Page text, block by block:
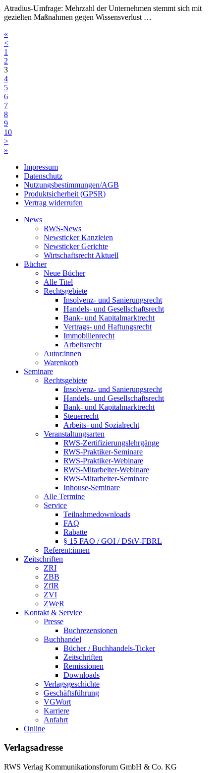
Atradius-Umfrage: Mehrzahl der Unternehmen stemmt sich mit
gezielten Maßnahmen gegen Wissensverlust …
«
<
1
2
3
4
5
6
7
8
9
10
>
»
Impressum
Datenschutz
Nutzungsbestimmungen/AGB
Produktsicherheit (GPSR)
Vertrag widerrufen
News
RWS-News
Newsticker Kanzleien
Newsticker Gerichte
Wirtschaftsrecht Aktuell
Bücher
Neue Bücher
Alle Titel
Rechtsgebiete
Insolvenz- und Sanierungsrecht
Handels- und Gesellschaftsrecht
Bank- und Kapitalmarktrecht
Vertrags- und Haftungsrecht
Immobilienrecht
Arbeitsrecht
Autor:innen
Warenkorb
Seminare
Rechtsgebiete
Insolvenz- und Sanierungsrecht
Handels- und Gesellschaftsrecht
Bank- und Kapitalmarktrecht
Steuerrecht
Arbeits- und Sozialrecht
Veranstaltungsarten
RWS-Zertifizierungslehrgänge
RWS-Praktiker-Seminare
RWS-Praktiker-Webinare
RWS-Mitarbeiter-Webinare
RWS-Mitarbeiter-Seminare
Inhouse-Seminare
Alle Termine
Service
Teilnahmedownloads
FAQ
Rabatte
§ 15 FAO / GOI / DStV-FBRL
Referent:innen
Zeitschriften
ZRI
ZBB
ZfIR
ZVI
ZWeR
Kontakt & Service
Presse
Buchrezensionen
Buchhandel
Bücher / Buchhandels-Ticker
Zeitschriften
Remissionen
Downloads
Verlagsgeschichte
Geschäftsführung
VGWort
Karriere
Anfahrt
Online
Verlagsadresse
RWS Verlag Kommunikationsforum GmbH & Co. KG